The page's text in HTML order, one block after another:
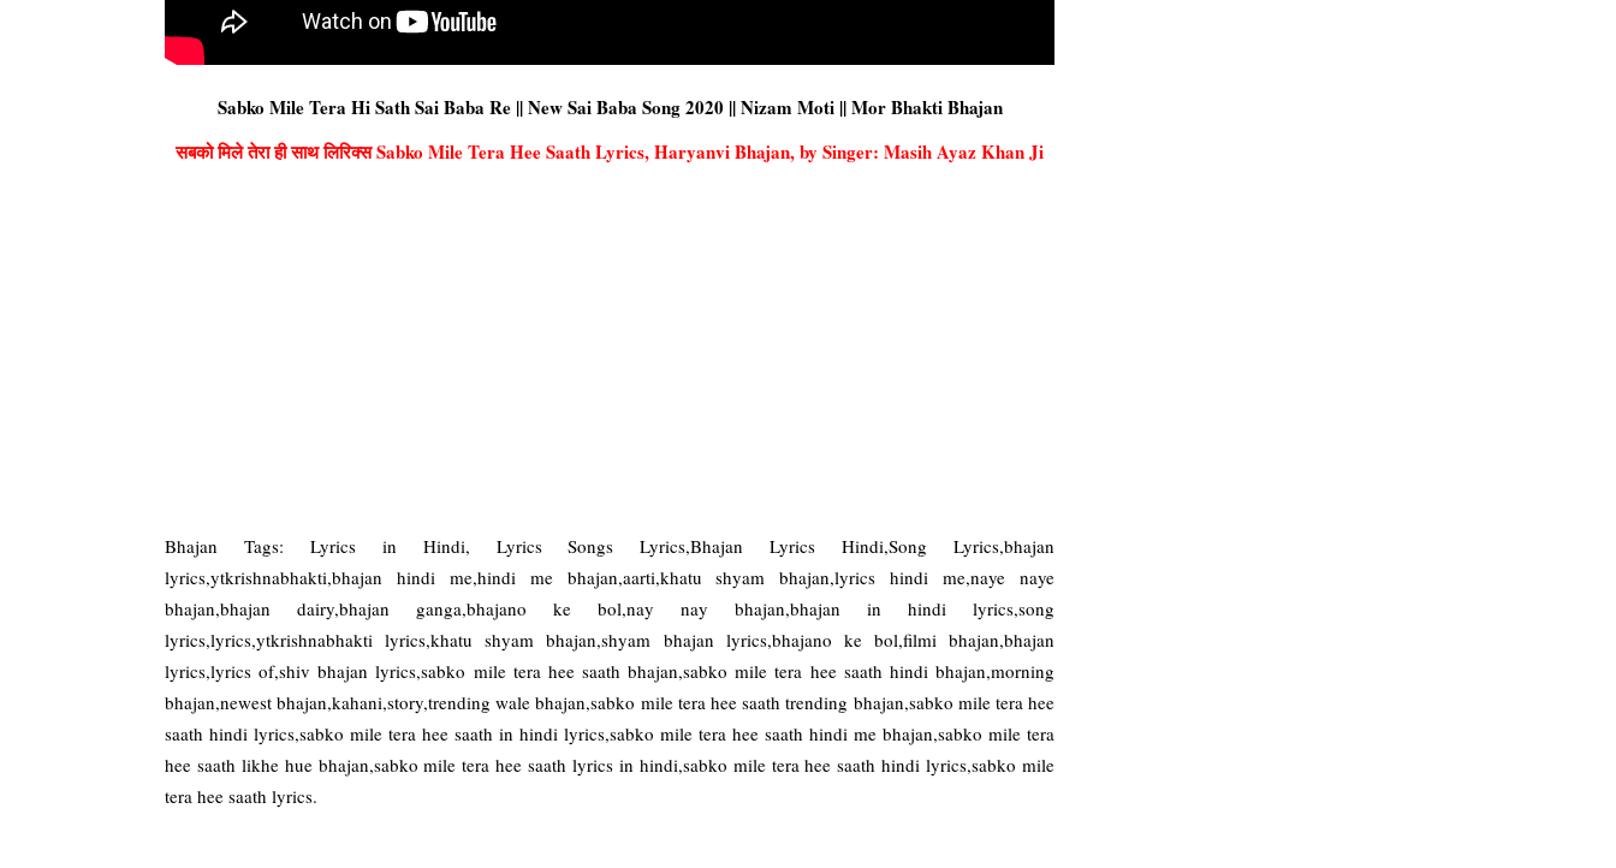
Sabko Mile Tera Hi Sath Sai Baba Re || New Sai Baba Song 2020 || Nizam Moti || Mor Bhakti Bhajan
सबको मिले तेरा ही साथ लिरिक्स Sabko Mile Tera Hee Saath Lyrics, Haryanvi Bhajan, by Singer: Masih Ayaz Khan Ji
Bhajan Tags: Lyrics in Hindi, Lyrics Songs Lyrics,Bhajan Lyrics Hindi,Song Lyrics,bhajan
lyrics,ytkrishnabhakti,bhajan hindi me,hindi me bhajan,aarti,khatu shyam bhajan,lyrics hindi me,naye naye
bhajan,bhajan dairy,bhajan ganga,bhajano ke bol,nay nay bhajan,bhajan in hindi lyrics,song
lyrics,lyrics,ytkrishnabhakti lyrics,khatu shyam bhajan,shyam bhajan lyrics,bhajano ke bol,filmi bhajan,bhajan
lyrics,lyrics of,shiv bhajan lyrics,sabko mile tera hee saath bhajan,sabko mile tera hee saath hindi bhajan,morning
bhajan,newest bhajan,kahani,story,trending wale bhajan,sabko mile tera hee saath trending bhajan,sabko mile tera hee
saath hindi lyrics,sabko mile tera hee saath in hindi lyrics,sabko mile tera hee saath hindi me bhajan,sabko mile tera
hee saath likhe hue bhajan,sabko mile tera hee saath lyrics in hindi,sabko mile tera hee saath hindi lyrics,sabko mile
tera hee saath lyrics.